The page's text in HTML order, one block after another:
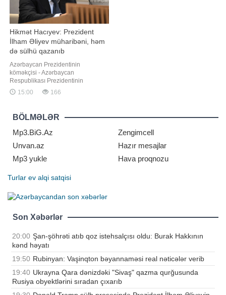
Hikmət Hacıyev: Prezident
İlham Əliyev müharibəni, həm
də sülhü qazanıb
Azərbaycan Prezidentinin
köməkçisi - Azərbaycan
Respublikası Prezidentinin
Administrasiyasının Xarici siyasət
məsələləri şöbəsinin müdiri Hikmət
birinci ildönümü ilə bağlı video
paylaşıb. "Report" xəbər verir ki,
H.Hacıyev bu barədə "X" hesabınd
15:00 166
BÖLMƏLƏR
Mp3.BiG.Az
Zengimcell
Unvan.az
Hazır mesajlar
Mp3 yukle
Hava proqnozu
Turlar ev alqi satqisi
Son Xəbərlər
20:00 Şan-şöhrəti atıb qoz istehsalçısı oldu: Burak Hakkının
kənd həyatı
19:50 Rubinyan: Vaşinqton bəyannaməsi real nəticələr verib
19:40 Ukrayna Qara dənizdəki "Sivaş" qazma qurğusunda
Rusiya obyektlərini sıradan çıxarıb